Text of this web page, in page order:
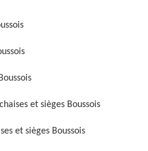
et sièges Boussois
et sièges Boussois